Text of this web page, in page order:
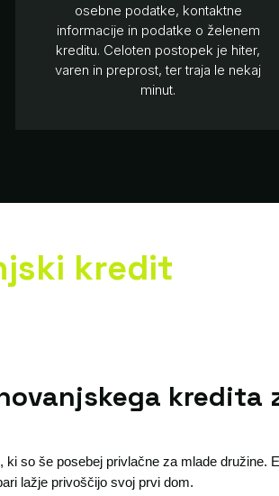
osebne podatke, kontaktne
informacije in podatke o želenem
kreditu. Celoten postopek je hiter,
varen in preprost, ter traja le nekaj
minut.
kredit
kredita
so še posebej privlačne za mlade družine.
lažje privoščijo svoj prvi dom.